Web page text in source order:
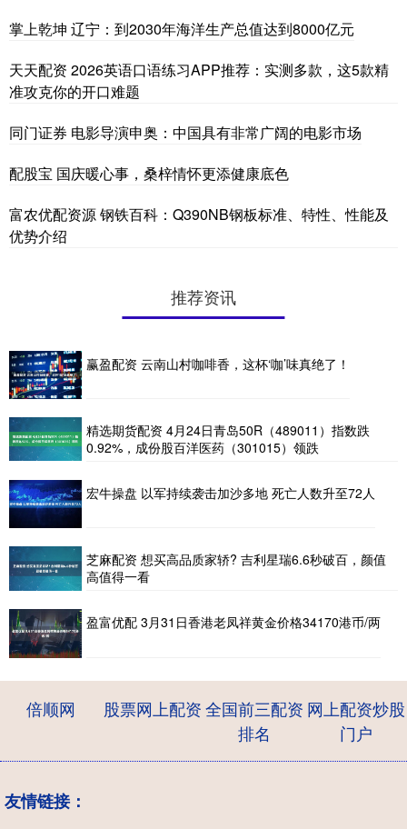
掌上乾坤 辽宁：到2030年海洋生产总值达到8000亿元
天天配资 2026英语口语练习APP推荐：实测多款，这5款精
准攻克你的开口难题
同门证券 电影导演申奥：中国具有非常广阔的电影市场
配股宝 国庆暖心事，桑梓情怀更添健康底色
富农优配资源 钢铁百科：Q390NB钢板标准、特性、性能及
优势介绍
推荐资讯
赢盈配资 云南山村咖啡香，这杯‘咖’味真绝了！
精选期货配资 4月24日青岛50R（489011）指数跌
0.92%，成份股百洋医药（301015）领跌
宏牛操盘 以军持续袭击加沙多地 死亡人数升至72人
芝麻配资 想买高品质家轿? 吉利星瑞6.6秒破百，颜值
高值得一看
盈富优配 3月31日香港老凤祥黄金价格34170港币/两
倍顺网 股票网上配资全国前三配资
排名
网上配资炒股
门户
友情链接：